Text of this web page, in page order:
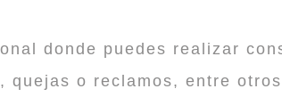
donde puedes realizar
quejas o reclamos, entre